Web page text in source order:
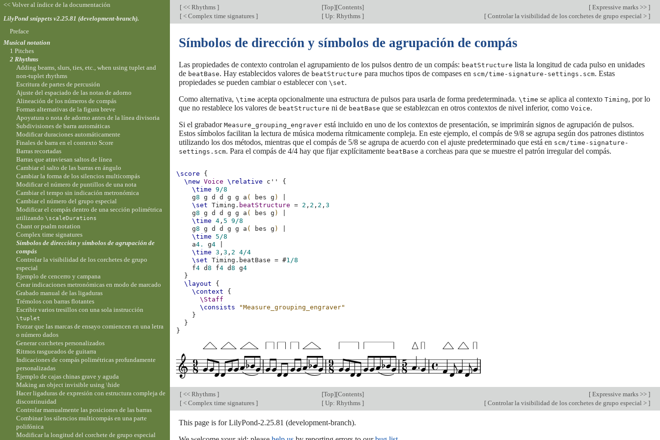
[ << Rhythms ] [Top][Contents] [ Expressive marks >> ]
[ < Complex time signatures ] [ Up: Rhythms ] [ Controlar la visibilidad de los corchetes de grupo especial > ]
Símbolos de dirección y símbolos de agrupación de compás
Las propiedades de contexto controlan el agrupamiento de los pulsos dentro de un compás: beatStructure lista la longitud de cada pulso en unidades
de beatBase. Hay establecidos valores de beatStructure para muchos tipos de compases en scm/time-signature-settings.scm. Estas
propiedades se pueden cambiar o establecer con \set.
Como alternativa, \time acepta opcionalmente una estructura de pulsos para usarla de forma predeterminada. \time se aplica al contexto Timing, por lo
que no restablece los valores de beatStructure ni de beatBase que se establezcan en otros contextos de nivel inferior, como Voice.
Si el grabador Measure_grouping_engraver está incluido en uno de los contextos de presentación, se imprimirán signos de agrupación de pulsos.
Estos símbolos facilitan la lectura de música moderna rítmicamente compleja. En este ejemplo, el compás de 9/8 se agrupa según dos patrones distintos
utilizando los dos métodos, mientras que el compás de 5/8 se agrupa de acuerdo con el ajuste predeterminado que está en scm/time-signature-
settings.scm. Para el compás de 4/4 hay que fijar explícitamente beatBase a corcheas para que se muestre el patrón irregular del compás.
\score
{
\new Voice \relative c''
{
\time
9/8
g8 g d d g g a ( bes g )
\set
Timing . beatStructure = 2 , 2 , 2 ,3
g8 g d d g g a ( bes g )
\time
4 , 5
9/8
g8 g d d g g a ( bes g )
\time
5/8
a4. g4
\time
3 ,3 , 2
4/4
\set
Timing . beatBase = #1/8
f4 d8 f4 d8 g4
}
\layout
{
\context
{
\Staff
\consists
"Measure_grouping_engraver"
}
}
}
[ << Rhythms ] [Top][Contents] [ Expressive marks >> ]
[ < Complex time signatures ] [ Up: Rhythms ] [ Controlar la visibilidad de los corchetes de grupo especial > ]
This page is for LilyPond-2.25.81 (development-branch).
<< Volver al índice de la documentación
LilyPond snippets v2.25.81 (development-branch).
Preface
Musical notation
1 Pitches
2 Rhythms
Adding beams, slurs, ties, etc., when using tuplet and
non-tuplet rhythms
Escritura de partes de percusión
Ajuste del espaciado de las notas de adorno
Alineación de los números de compás
Formas alternativas de la figura breve
Apoyatura o nota de adorno antes de la línea divisoria
Subdivisiones de barra automáticas
Modificar duraciones automáticamente
Finales de barra en el contexto Score
Barras recortadas
Barras que atraviesan saltos de línea
Cambiar el salto de las barras en ángulo
Cambiar la forma de los silencios multicompás
Modificar el número de puntillos de una nota
Cambiar el tempo sin indicación metronómica
Cambiar el número del grupo especial
Modificar el compás dentro de una sección polimétrica
utilizando\scaleDurations
Chant or psalm notation
Complex time signatures
Símbolos de dirección y símbolos de agrupación de
compás
Controlar la visibilidad de los corchetes de grupo
especial
Ejemplo de cencerro y campana
Crear indicaciones metronómicas en modo de marcado
Grabado manual de las ligaduras
Trémolos con barras flotantes
Escribir varios tresillos con una sola instrucción
\tuplet
Forzar que las marcas de ensayo comiencen en una letra
o número dados
Generar corchetes personalizados
Ritmos rasgueados de guitarra
Indicaciones de compás polimétricas profundamente
personalizadas
Ejemplo de cajas chinas grave y aguda
Making an object invisible using \hide
Hacer ligaduras de expresión con estructura compleja de
discontinuidad
Controlar manualmente las posiciones de las barras
Combinar los silencios multicompás en una parte
polifónica
Modificar la longitud del corchete de grupo especial